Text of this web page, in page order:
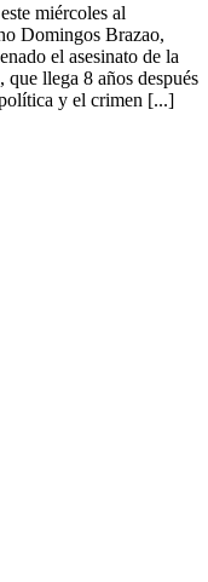
miércoles al
Domingos Brazao,
el asesinato de la
llega 8 años después
y el crimen [...]